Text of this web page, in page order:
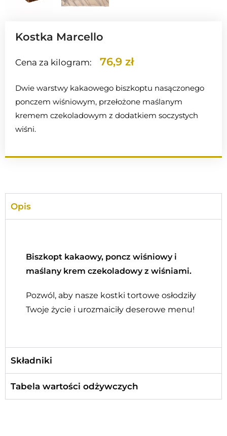
Kostka Marcello
Cena za kilogram: 76,9 zł
Dwie warstwy kakaowego biszkoptu nasączonego
ponczem wiśniowym, przełożone maślanym
kremem czekoladowym z dodatkiem soczystych
wiśni.
Opis
Biszkopt kakaowy, poncz wiśniowy i
maślany krem czekoladowy z wiśniami.
Pozwól, aby nasze kostki tortowe osłodziły
Twoje życie i urozmaiciły deserowe menu!
Składniki
Tabela wartości odżywczych